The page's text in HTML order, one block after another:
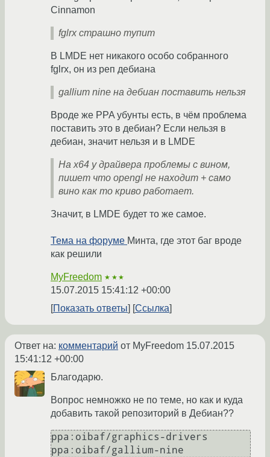
Cinnamon
fglrx страшно тупит
В LMDE нет никакого особо собранного
fglrx, он из реп дебиана
gallium nine на дебиан поставить нельзя
Вроде же PPA убунты есть, в чём проблема
поставить это в дебиан? Если нельзя в
дебиан, значит нельзя и в LMDE
На х64 у драйвера проблемы с вином,
пишет что opengl не находит + само
вино как то криво работает.
Значит, в LMDE будет то же самое.
Тема на форуме Минта, где этот баг вроде
как решили
MyFreedom ★★★
15.07.2015 15:41:12 +00:00
Показать ответы
Ссылка
Ответ на: комментарий от MyFreedom 15.07.2015
15:41:12 +00:00
Благодарю.
Вопрос немножко не по теме, но как и куда
добавить такой репозиторий в Дебиан??
ppa:oibaf/graphics-drivers
ppa:oibaf/gallium-nine